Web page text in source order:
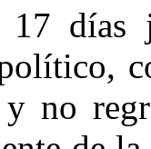
17
y no